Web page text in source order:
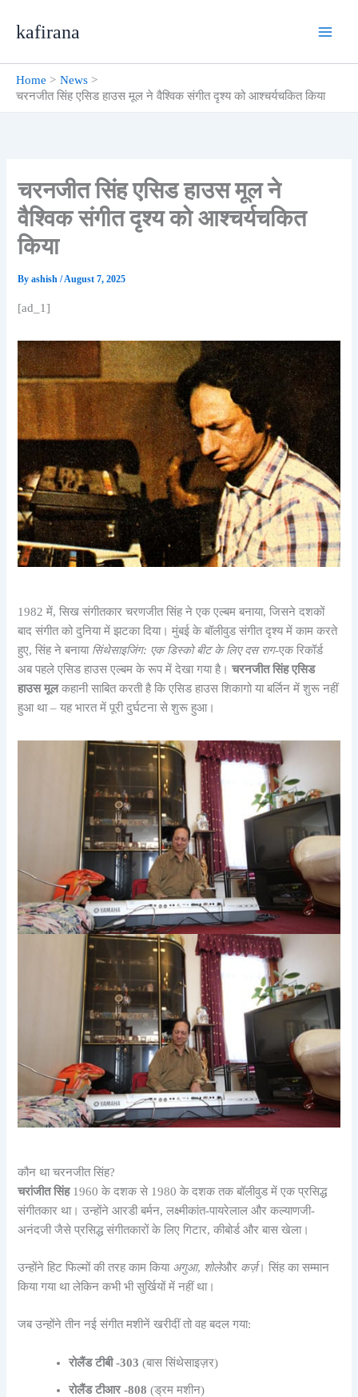
kafirana
Home
News
चरनजीत सिंह एसिड हाउस मूल ने वैश्विक संगीत दृश्य को आश्चर्यचकित किया
चरनजीत सिंह एसिड हाउस मूल ने
वैश्विक संगीत दृश्य को आश्चर्यचकित
किया
Byashish/August 7, 2025
[ad_1]
1982 में, सिख संगीतकार चरणजीत सिंह ने एक एल्बम बनाया, जिसने दशकों
बाद संगीत को दुनिया में झटका दिया। मुंबई के बॉलीवुड संगीत दृश्य में काम करते
हुए, सिंह ने बनाया सिंथेसाइजिंग: एक डिस्को बीट के लिए दस राग-एक रिकॉर्ड
अब पहले एसिड हाउस एल्बम के रूप में देखा गया है।चरनजीत सिंह एसिड
हाउस मूलकहानी साबित करती है कि एसिड हाउस शिकागो या बर्लिन में शुरू नहीं
हुआ था – यह भारत में पूरी दुर्घटना से शुरू हुआ।
कौन था चरनजीत सिंह?
चरांजीत सिंह1960 के दशक से 1980 के दशक तक बॉलीवुड में एक प्रसिद्ध
संगीतकार था। उन्होंने आरडी बर्मन, लक्ष्मीकांत-पायरेलाल और कल्याणजी-
अनंदजी जैसे प्रसिद्ध संगीतकारों के लिए गिटार, कीबोर्ड और बास खेला।
उन्होंने हिट फिल्मों की तरह काम किया अगुआ, शोलेऔर कर्ज़। सिंह का सम्मान
किया गया था लेकिन कभी भी सुर्खियों में नहीं था।
जब उन्होंने तीन नई संगीत मशीनें खरीदीं तो वह बदल गया:
रोलैंड टीबी -303 (बास सिंथेसाइज़र)
रोलैंड टीआर -808 (ड्रम मशीन)